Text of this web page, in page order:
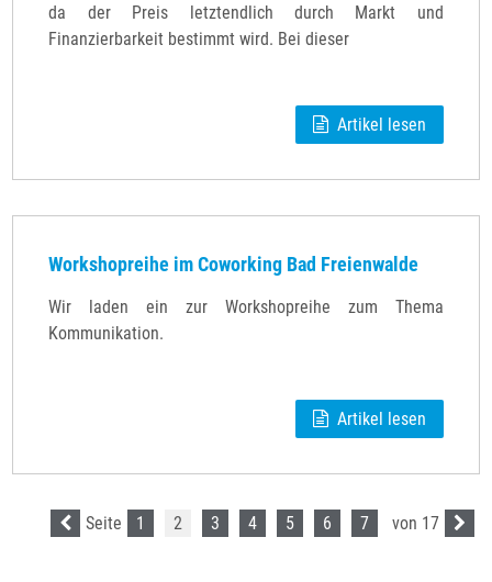
da der Preis letztendlich durch Markt und
Finanzierbarkeit bestimmt wird. Bei dieser
Artikel lesen
Workshopreihe im Coworking Bad Freienwalde
Wir laden ein zur Workshopreihe zum Thema
Kommunikation.
Artikel lesen
Seite 1 2 3 4 5 6 7 von 17